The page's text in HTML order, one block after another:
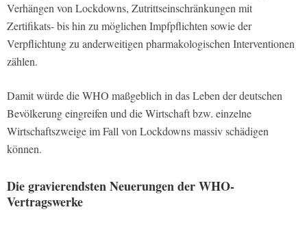
Verhängen von Lockdowns, Zutrittseinschränkungen mit
Zertifikats- bis hin zu möglichen Impfpflichten sowie der
Verpflichtung zu anderweitigen pharmakologischen Interventionen
zählen.
Damit würde die WHO maßgeblich in das Leben der deutschen
Bevölkerung eingreifen und die Wirtschaft bzw. einzelne
Wirtschaftszweige im Fall von Lockdowns massiv schädigen
können.
Die gravierendsten Neuerungen der WHO-
Vertragswerke